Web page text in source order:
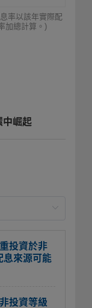
率以該年實際配
加總計算。)
中崛起
投資於非
息來源可能
投資等級